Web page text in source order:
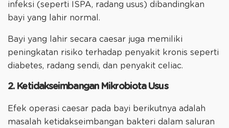
infeksi (seperti ISPA, radang usus) dibandingkan
bayi yang lahir normal.
Bayi yang lahir secara caesar juga memiliki
peningkatan risiko terhadap penyakit kronis seperti
diabetes, radang sendi, dan penyakit celiac.
2. Ketidakseimbangan Mikrobiota Usus
Efek operasi caesar pada bayi berikutnya adalah
masalah ketidakseimbangan bakteri dalam saluran